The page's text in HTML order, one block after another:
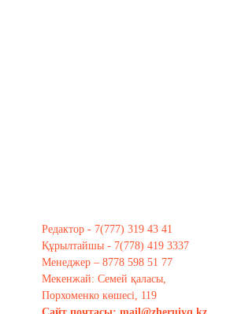
Редактор - 7(777) 319 43 41
Құрылтайшы - 7(778) 419 3337
Менеджер – 8778 598 51 77
Мекенжай: Семей қаласы,
Порхоменко көшесі, 119